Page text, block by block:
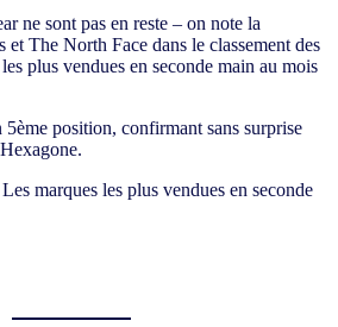
ne sont pas en reste – on note la
et The North Face dans le classement des
plus vendues en seconde main au mois
5ème position, confirmant sans surprise